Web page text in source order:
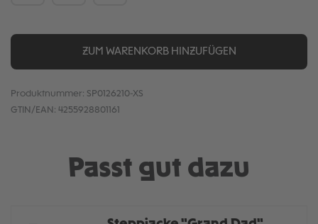
ZUM WARENKORB HINZUFÜGEN
Produktnummer: SP0126210-XS
GTIN/EAN: 4255928801161
Passt gut dazu